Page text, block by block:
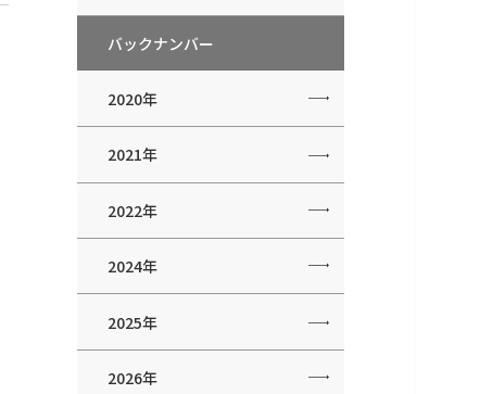
バックナンバー
2020年
2021年
2022年
2024年
2025年
2026年